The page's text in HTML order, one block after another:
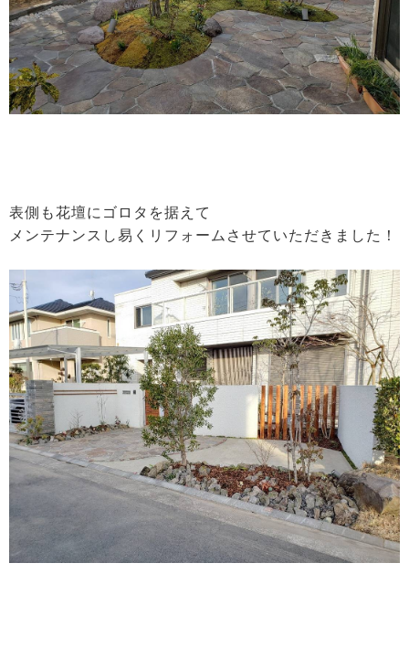
表側も花壇にゴロタを据えて
メンテナンスし易くリフォームさせていただきました！